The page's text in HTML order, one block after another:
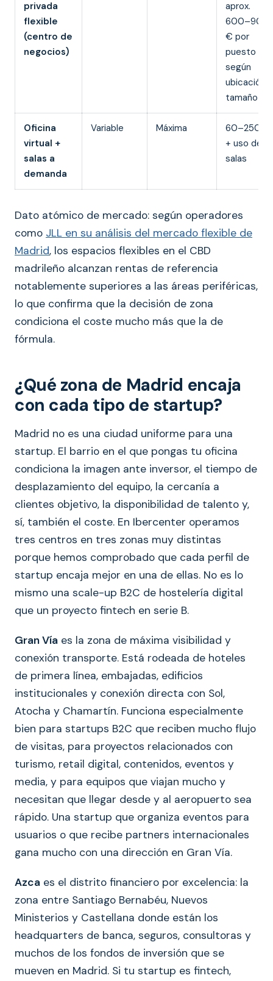
privada
flexible
(centro de
negocios)
aprox.
600–900
€ por
puesto
según
ubicación y
tamaño
Oficina
virtual +
salas a
demanda
Variable Máxima
60–250 €
+ uso de
salas
Dato atómico de mercado: según operadores
como JLL en su análisis del mercado flexible de
Madrid, los espacios flexibles en el CBD
madrileño alcanzan rentas de referencia
notablemente superiores a las áreas periféricas,
lo que confirma que la decisión de zona
condiciona el coste mucho más que la de
fórmula.
¿Qué zona de Madrid encaja
con cada tipo de startup?
Madrid no es una ciudad uniforme para una
startup. El barrio en el que pongas tu oficina
condiciona la imagen ante inversor, el tiempo de
desplazamiento del equipo, la cercanía a
clientes objetivo, la disponibilidad de talento y,
sí, también el coste. En Ibercenter operamos
tres centros en tres zonas muy distintas
porque hemos comprobado que cada perfil de
startup encaja mejor en una de ellas. No es lo
mismo una scale-up B2C de hostelería digital
que un proyecto fintech en serie B.
Gran Vía es la zona de máxima visibilidad y
conexión transporte. Está rodeada de hoteles
de primera línea, embajadas, edificios
institucionales y conexión directa con Sol,
Atocha y Chamartín. Funciona especialmente
bien para startups B2C que reciben mucho flujo
de visitas, para proyectos relacionados con
turismo, retail digital, contenidos, eventos y
media, y para equipos que viajan mucho y
necesitan que llegar desde y al aeropuerto sea
rápido. Una startup que organiza eventos para
usuarios o que recibe partners internacionales
gana mucho con una dirección en Gran Vía.
Azca es el distrito financiero por excelencia: la
zona entre Santiago Bernabéu, Nuevos
Ministerios y Castellana donde están los
headquarters de banca, seguros, consultoras y
muchos de los fondos de inversión que se
mueven en Madrid. Si tu startup es fintech,